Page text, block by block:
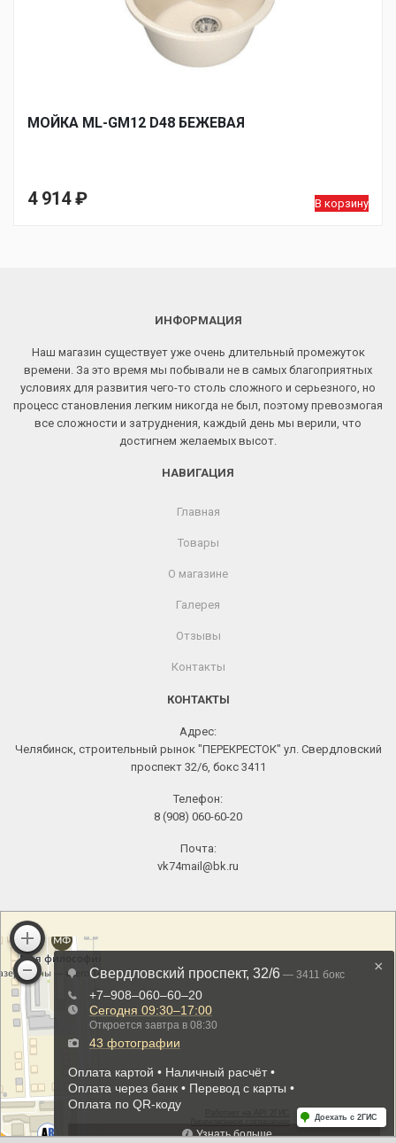
МОЙКA ML-GM12 D48 БЕЖЕВАЯ
4 914₽ В корзину
ИНФОРМАЦИЯ
Наш магазин существует уже очень длительный промежуток
времени. За это время мы побывали не в самых благоприятных
условиях для развития чего-то столь сложного и серьезного, но
процесс становления легким никогда не был, поэтому превозмогая
все сложности и затруднения, каждый день мы верили, что
достигнем желаемых высот.
НАВИГАЦИЯ
Главная
Товары
О магазине
Галерея
Отзывы
Контакты
КОНТАКТЫ
Адрес:
Челябинск, строительный рынок "ПЕРЕКРЕСТОК" ул. Свердловский
проспект 32/6, бокс 3411
Телефон:
8 (908) 060-60-20
Почта:
vk74mail@bk.ru